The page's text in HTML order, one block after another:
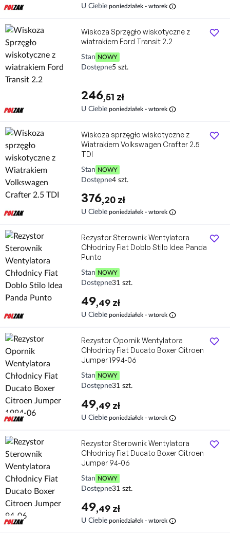
U Ciebie poniedziałek - wtorek info
Wiskoza Sprzęgło wiskotyczne z
wiatrakiem Ford Transit 2.2
Stan NOWY
Dostępne5 szt.
246,51 zł
U Ciebie poniedziałek - wtorek info
Wiskoza sprzęgło wiskotyczne z
Wiatrakiem Volkswagen Crafter 2.5
TDI
Stan NOWY
Dostępne4 szt.
376,20 zł
U Ciebie poniedziałek - wtorek info
Rezystor Sterownik Wentylatora
Chłodnicy Fiat Doblo Stilo Idea Panda
Punto
Stan NOWY
Dostępne31 szt.
49,49 zł
U Ciebie poniedziałek - wtorek info
Rezystor Opornik Wentylatora
Chłodnicy Fiat Ducato Boxer Citroen
Jumper 1994-06
Stan NOWY
Dostępne31 szt.
49,49 zł
U Ciebie poniedziałek - wtorek info
Rezystor Sterownik Wentylatora
Chłodnicy Fiat Ducato Boxer Citroen
Jumper 94-06
Stan NOWY
Dostępne31 szt.
49,49 zł
U Ciebie poniedziałek - wtorek info